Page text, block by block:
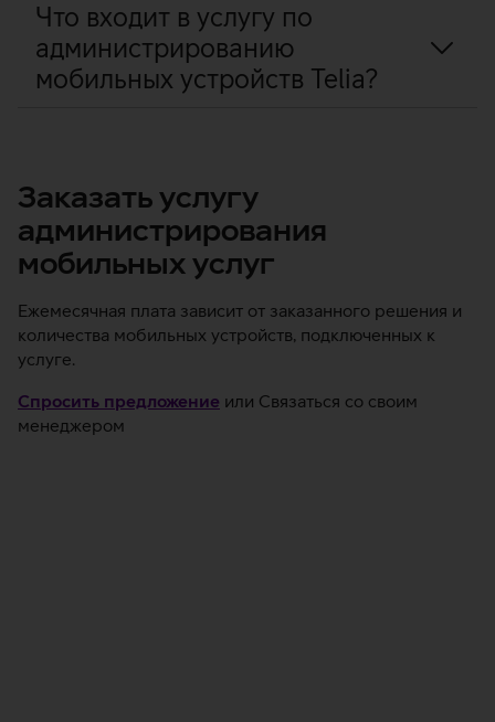
Что входит в услугу по
администрированию
мобильных устройств Telia?
Заказать услугу
администрирования
мобильных услуг
Ежемесячная плата зависит от заказанного решения и
количества мобильных устройств, подключенных к
услуге.
Спросить предложение или Связаться со своим
менеджером